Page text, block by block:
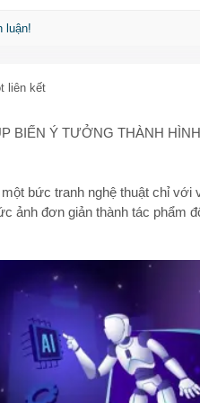
luận!
liên kết
BIẾN Ý TƯỞNG THÀNH HÌNH
bức tranh nghệ thuật chỉ với
ảnh đơn giản thành tác phẩm
sách 10+ công cụ AI hiện đại
– nổi bật như Midjourney,
nội dung hay marketer, những